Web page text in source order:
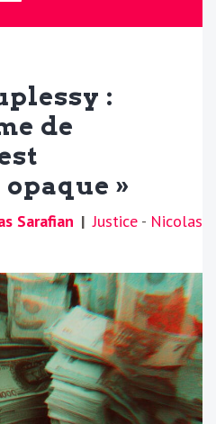
:
de
»
Sarafian | Justice - Nicolas